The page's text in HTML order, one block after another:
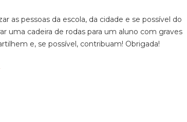
as pessoas da escola, da cidade e se possível do
uma cadeira de rodas para um aluno com graves
e, se possível, contribuam! Obrigada!